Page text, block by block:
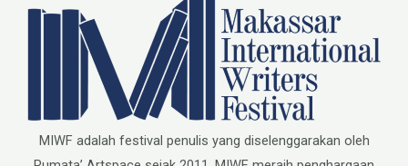
MIWF adalah festival penulis yang diselenggarakan oleh